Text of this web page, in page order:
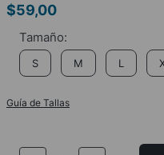
$59,00
S M L
Guía de Tallas